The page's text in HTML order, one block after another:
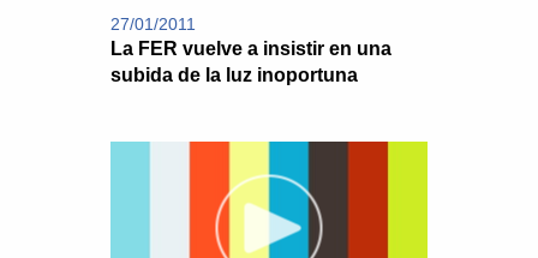
27/01/2011
La FER vuelve a insistir en una
subida de la luz inoportuna